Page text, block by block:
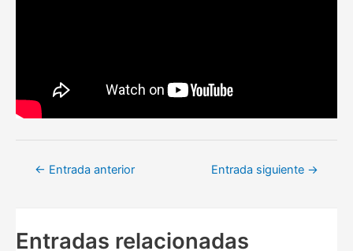
Navegación
← Entrada anterior Entrada siguiente →
Entradas relacionadas